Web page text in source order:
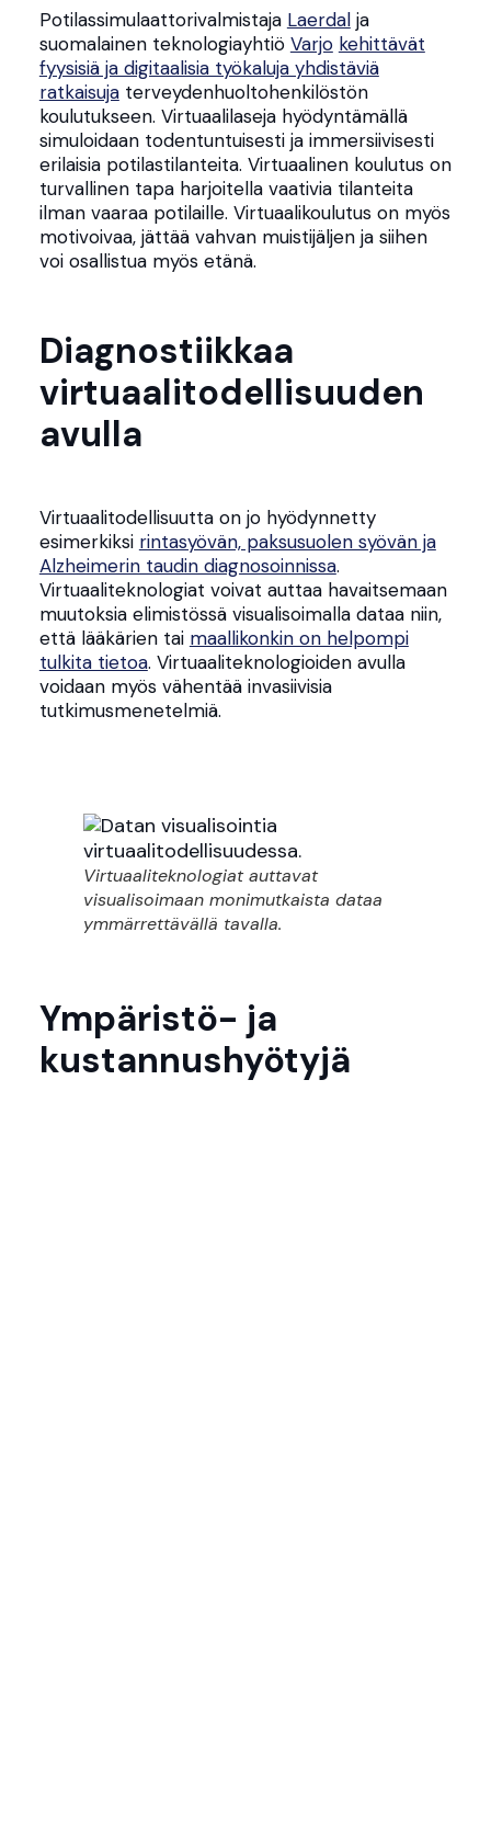
Potilassimulaattorivalmistaja Laerdalja
suomalainen teknologiayhtiö Varjo kehittävät
fyysisiä ja digitaalisia työkaluja yhdistäviä
ratkaisujaterveydenhuoltohenkilöstön
koulutukseen. Virtuaalilaseja hyödyntämällä
simuloidaan todentuntuisesti ja immersiivisesti
erilaisia potilastilanteita. Virtuaalinen koulutus on
turvallinen tapa harjoitella vaativia tilanteita
ilman vaaraa potilaille. Virtuaalikoulutus on myös
motivoivaa, jättää vahvan muistijäljen ja siihen
voi osallistua myös etänä.
Diagnostiikkaa
virtuaalitodellisuuden
avulla
Virtuaalitodellisuutta on jo hyödynnetty
esimerkiksi rintasyövän, paksusuolen syövän ja
Alzheimerin taudin diagnosoinnissa.
Virtuaaliteknologiat voivat auttaa havaitsemaan
muutoksia elimistössä visualisoimalla dataa niin,
että lääkärien tai maallikonkin on helpompi
tulkita tietoa. Virtuaaliteknologioiden avulla
voidaan myös vähentää invasiivisia
tutkimusmenetelmiä.
Virtuaaliteknologiat auttavat
visualisoimaan monimutkaista dataa
ymmärrettävällä tavalla.
Ympäristö- ja
kustannushyötyjä